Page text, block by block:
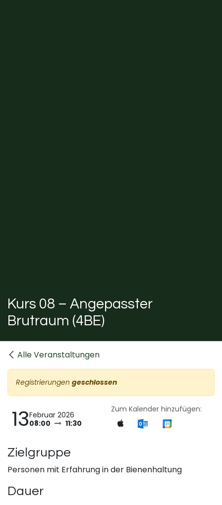
Kurs 08 – Angepasster
Brutraum (4BE)
Alle Veranstaltungen
Registrierungen geschlossen
13Februar 2026
08:00
11:30
Zum Kalender hinzufügen:
Zielgruppe
Personen mit Erfahrung in der Bienenhaltung
Dauer